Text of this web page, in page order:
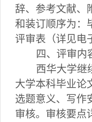
辞、参考文献、
和装订顺序为：
评审表（详见电
四、评审内
西华大学继
大学本科毕业论
选题意义、写作
审核。审核要点